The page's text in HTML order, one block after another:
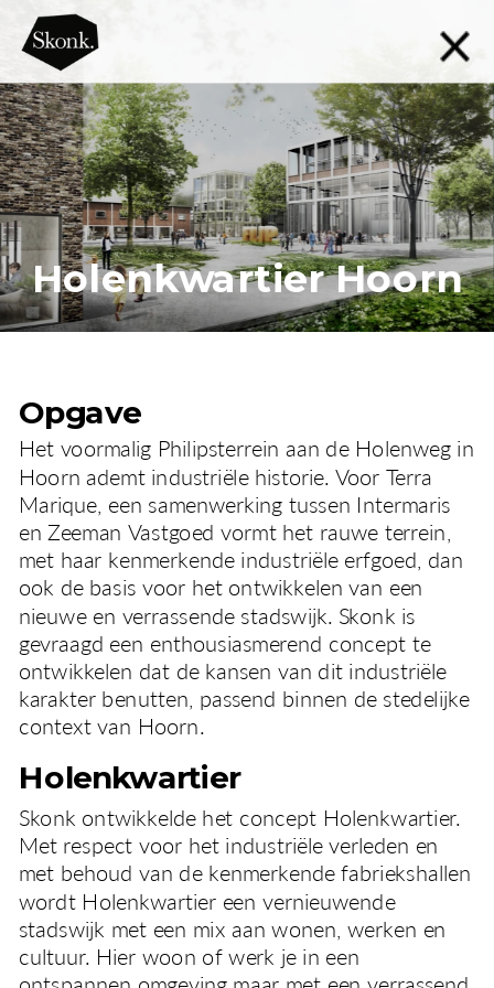
Holenkwartier Hoorn
Opgave
Het voormalig Philipsterrein aan de Holenweg in
Hoorn ademt industriële historie. Voor Terra
Marique, een samenwerking tussen Intermaris
en Zeeman Vastgoed vormt het rauwe terrein,
met haar kenmerkende industriële erfgoed, dan
ook de basis voor het ontwikkelen van een
nieuwe en verrassende stadswijk. Skonk is
gevraagd een enthousiasmerend concept te
ontwikkelen dat de kansen van dit industriële
karakter benutten, passend binnen de stedelijke
context van Hoorn.
Holenkwartier
Skonk ontwikkelde het concept Holenkwartier.
Met respect voor het industriële verleden en
met behoud van de kenmerkende fabriekshallen
wordt Holenkwartier een vernieuwende
stadswijk met een mix aan wonen, werken en
cultuur. Hier woon of werk je in een